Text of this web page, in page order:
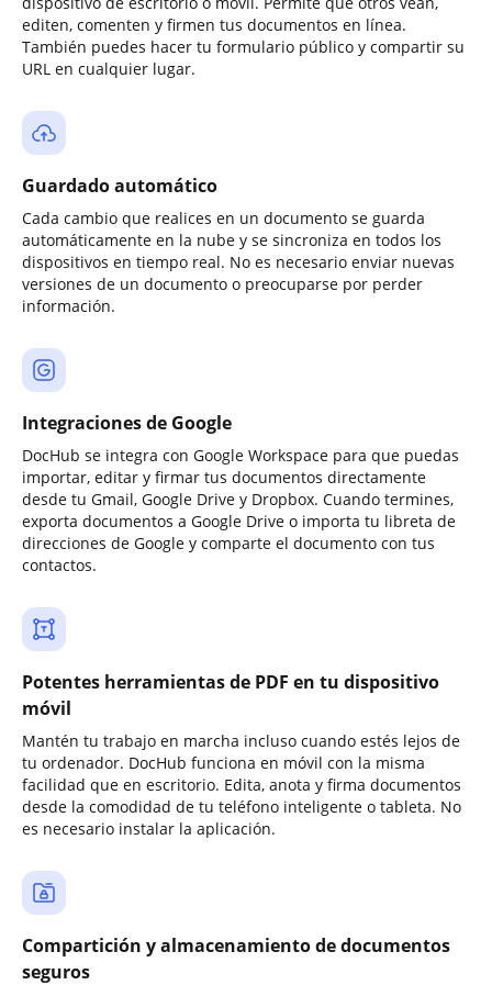
editen, comenten y firmen tus documentos en línea.
También puedes hacer tu formulario público y compartir su
URL en cualquier lugar.
Guardado automático
Cada cambio que realices en un documento se guarda
automáticamente en la nube y se sincroniza en todos los
dispositivos en tiempo real. No es necesario enviar nuevas
versiones de un documento o preocuparse por perder
información.
Integraciones de Google
DocHub se integra con Google Workspace para que puedas
importar, editar y firmar tus documentos directamente
desde tu Gmail, Google Drive y Dropbox. Cuando termines,
exporta documentos a Google Drive o importa tu libreta de
direcciones de Google y comparte el documento con tus
contactos.
Potentes herramientas de PDF en tu dispositivo
móvil
Mantén tu trabajo en marcha incluso cuando estés lejos de
tu ordenador. DocHub funciona en móvil con la misma
facilidad que en escritorio. Edita, anota y firma documentos
desde la comodidad de tu teléfono inteligente o tableta. No
es necesario instalar la aplicación.
Compartición y almacenamiento de documentos
seguros